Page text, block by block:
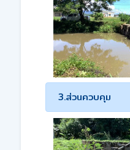
3.ส่วนควบคุม